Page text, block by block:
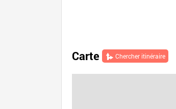
Carte Chercher itinéraire